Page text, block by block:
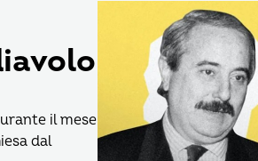
il mese
dal